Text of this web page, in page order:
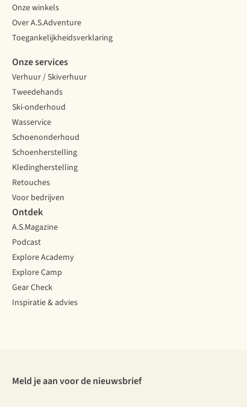
Onze winkels
Over A.S.Adventure
Toegankelijkheidsverklaring
Onze services
Verhuur / Skiverhuur
Tweedehands
Ski-onderhoud
Wasservice
Schoenonderhoud
Schoenherstelling
Kledingherstelling
Retouches
Voor bedrijven
Ontdek
A.S.Magazine
Podcast
Explore Academy
Explore Camp
Gear Check
Inspiratie & advies
Meld je aan voor de nieuwsbrief